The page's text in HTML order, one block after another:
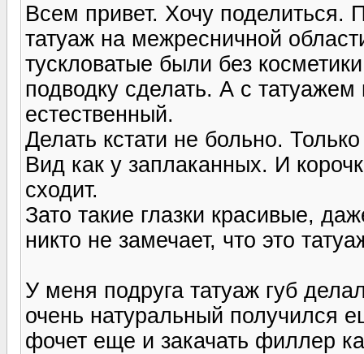
Всем привет. Хочу поделиться.
татуаж на межресничной
тускловатые были без
подводку сделать. А с татуажем
естественный.
Делать кстати не больно.
Вид как у заплаканных. И
сходит.
Зато такие глазки красивые,
никто не замечает, что это
У меня подруга татуаж губ
очень натуральный получился
фочет еще и закачать филлер